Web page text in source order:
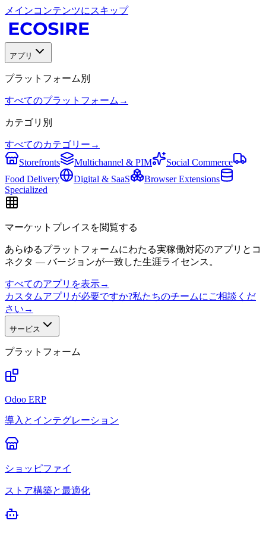
メインコンテンツにスキップ
アプリ
プラットフォーム別
すべてのプラットフォーム →
カテゴリ別
すべてのカテゴリー →
Storefronts
Multichannel & PIM
Social Commerce
Food Delivery
Digital & SaaS
Browser Extensions
Specialized
マーケットプレイスを閲覧する
あらゆるプラットフォームにわたる実稼働対応のアプリとコ
ネクタ — バージョンが一致した生涯ライセンス。
すべてのアプリを表示→
カスタムアプリが必要ですか?私たちのチームにご相談くだ
さい →
サービス
プラットフォーム
Odoo ERP
導入とインテグレーション
ショッピファイ
ストア構築と最適化